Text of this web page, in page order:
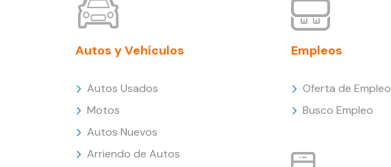
Autos y Vehículos
Autos Usados
Motos
Autos Nuevos
Arriendo de Autos
Empleos
Oferta de Empleo
Busco Empleo